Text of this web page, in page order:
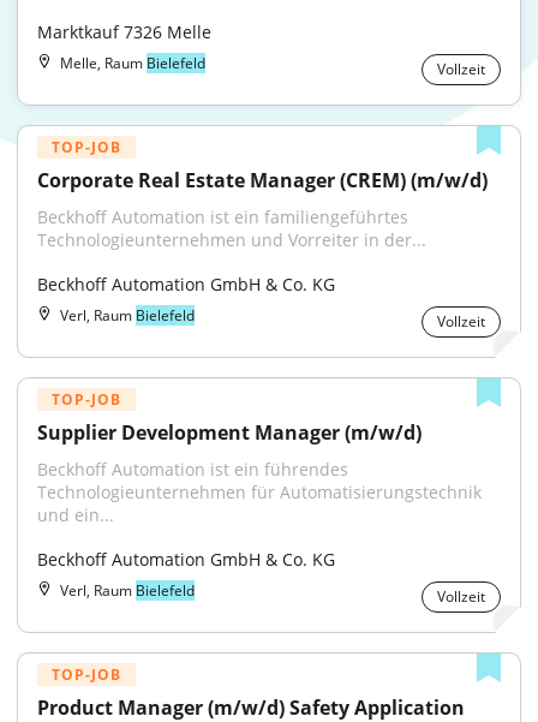
Marktkauf 7326 Melle
Melle, Raum Bielefeld Vollzeit
TOP-JOB
Corporate Real Estate Manager (CREM) (m/w/d)
Beckhoff Automation ist ein familiengeführtes
Technologieunternehmen und Vorreiter in der...
Beckhoff Automation GmbH & Co. KG
Verl, Raum Bielefeld Vollzeit
TOP-JOB
Supplier Development Manager (m/w/d)
Beckhoff Automation ist ein führendes
Technologieunternehmen für Automatisierungstechnik
und ein...
Beckhoff Automation GmbH & Co. KG
Verl, Raum Bielefeld Vollzeit
TOP-JOB
Product Manager (m/w/d) Safety Application